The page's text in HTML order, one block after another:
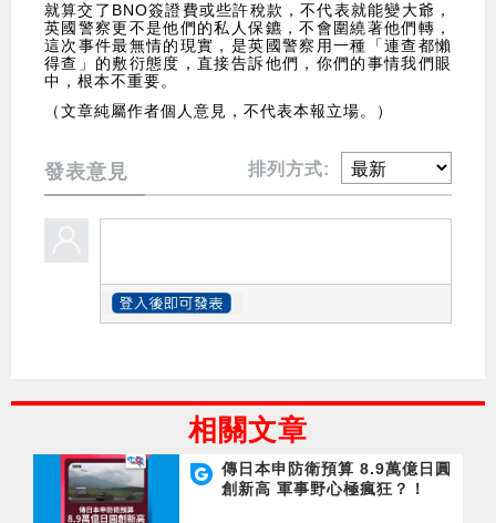
就算交了BNO簽證費或些許稅款，不代表就能變大爺，
英國警察更不是他們的私人保鑣，不會圍繞著他們轉，
這次事件最無情的現實，是英國警察用一種「連查都懶
得查」的敷衍態度，直接告訴他們，你們的事情我們眼
中，根本不重要。
（文章純屬作者個人意見，不代表本報立場。）
發表意見 排列方式:
相關文章
傳日本申防衛預算 8.9萬億日圓
創新高 軍事野心極瘋狂？！